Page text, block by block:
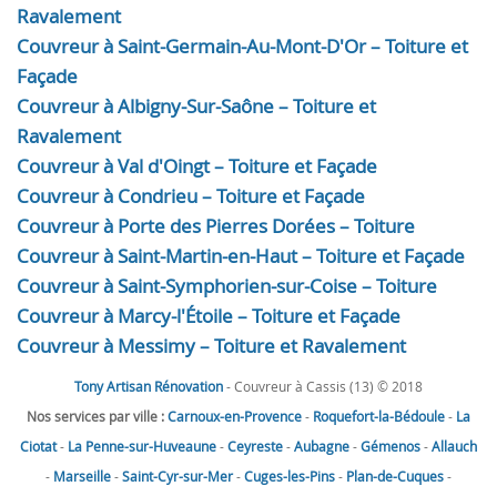
Ravalement
Couvreur à Saint-Germain-Au-Mont-D'Or – Toiture et
Façade
Couvreur à Albigny-Sur-Saône – Toiture et
Ravalement
Couvreur à Val d'Oingt – Toiture et Façade
Couvreur à Condrieu – Toiture et Façade
Couvreur à Porte des Pierres Dorées – Toiture
Couvreur à Saint-Martin-en-Haut – Toiture et Façade
Couvreur à Saint-Symphorien-sur-Coise – Toiture
Couvreur à Marcy-l'Étoile – Toiture et Façade
Couvreur à Messimy – Toiture et Ravalement
Tony Artisan Rénovation- Couvreur à Cassis (13) © 2018
Nos services par ville :Carnoux-en-Provence- Roquefort-la-Bédoule- La
Ciotat- La Penne-sur-Huveaune-Ceyreste-Aubagne-Gémenos-Allauch
- Marseille-Saint-Cyr-sur-Mer-Cuges-les-Pins- Plan-de-Cuques-